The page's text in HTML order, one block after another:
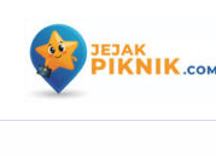
konten